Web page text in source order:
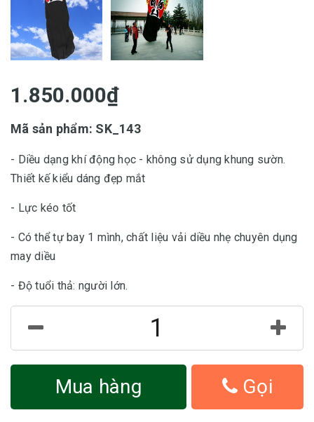
1.850.000₫
Mã sản phẩm: SK_143
- Diều dạng khí động học - không sử dụng khung sườn.
Thiết kế kiểu dáng đẹp mắt
- Lực kéo tốt
- Có thể tự bay 1 mình, chất liệu vải diều nhẹ chuyên dụng
may diều
- Độ tuổi thả: người lớn.
Mua hàng Gọi